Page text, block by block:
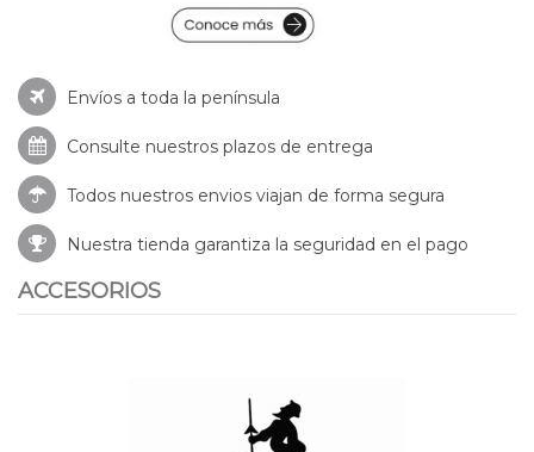
Envíos a toda la península
Consulte nuestros plazos de entrega
Todos nuestros envios viajan de forma segura
Nuestra tienda garantiza la seguridad en el pago
ACCESORIOS